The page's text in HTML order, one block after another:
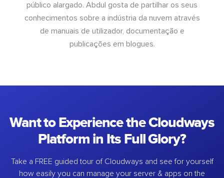
público alargado. Abdul gosta de partilhar os seus
conhecimentos sobre a indústria da nuvem através
de manuais de utilizador, documentação e
publicações em blogues.
Want to Experience the Cloudways
Platform in Its Full Glory?
Take a FREE guided tour of Cloudways and see for yourself
how easily you can manage your server & apps on the